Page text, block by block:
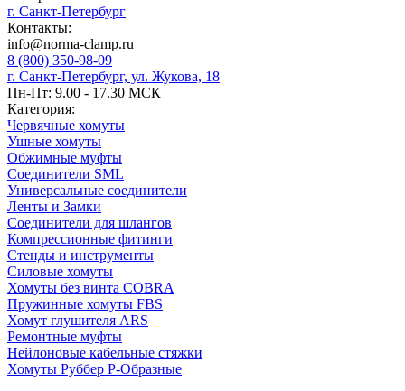
г. Санкт-Петербург
Контакты:
info@norma-clamp.ru
8 (800) 350-98-09
г. Санкт-Петербург, ул. Жукова, 18
Пн-Пт: 9.00 - 17.30 МСК
Категория:
Червячные хомуты
Ушные хомуты
Обжимные муфты
Соединители SML
Универсальные соединители
Ленты и Замки
Соединители для шлангов
Компрессионные фитинги
Стенды и инструменты
Силовые хомуты
Хомуты без винта COBRA
Пружинные хомуты FBS
Хомут глушителя ARS
Ремонтные муфты
Нейлоновые кабельные стяжки
Хомуты Руббер Р-Образные